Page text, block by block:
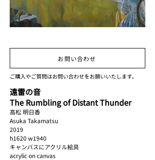
The Rumbling of Distant
Thunder.jpg
お問い合わせ
ご購入やご質問はお問い合わせをお願いいたします。
遠雷の音
The Rumbling of Distant Thunder
高松 明日香
Asuka Takamatsu
2019
h1620 w1940
キャンバスにアクリル絵具
acrylic on canvas